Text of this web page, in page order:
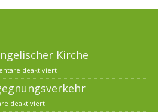
Kirche
deaktiviert
deaktiviert